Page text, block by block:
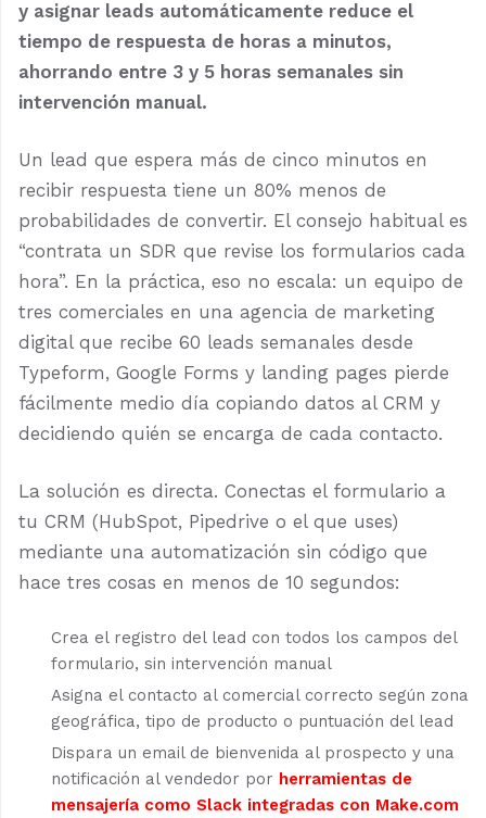
y asignar leads automáticamente reduce el
tiempo de respuesta de horas a minutos,
ahorrando entre 3 y 5 horas semanales sin
intervención manual.
Un lead que espera más de cinco minutos en
recibir respuesta tiene un 80% menos de
probabilidades de convertir. El consejo habitual es
“contrata un SDR que revise los formularios cada
hora”. En la práctica, eso no escala: un equipo de
tres comerciales en una agencia de marketing
digital que recibe 60 leads semanales desde
Typeform, Google Forms y landing pages pierde
fácilmente medio día copiando datos al CRM y
decidiendo quién se encarga de cada contacto.
La solución es directa. Conectas el formulario a
tu CRM (HubSpot, Pipedrive o el que uses)
mediante una automatización sin código que
hace tres cosas en menos de 10 segundos:
Crea el registro del lead con todos los campos del
formulario, sin intervención manual
Asigna el contacto al comercial correcto según zona
geográfica, tipo de producto o puntuación del lead
Dispara un email de bienvenida al prospecto y una
notificación al vendedor por herramientas de
mensajería como Slack integradas con Make.com